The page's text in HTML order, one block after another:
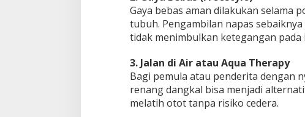
Gaya bebas aman dilakukan selama
tubuh. Pengambilan napas
tidak menimbulkan ketegangan pada
3. Jalan di Air atau Aqua Therapy
Bagi pemula atau penderita dengan
renang dangkal bisa menjadi
melatih otot tanpa risiko cedera.